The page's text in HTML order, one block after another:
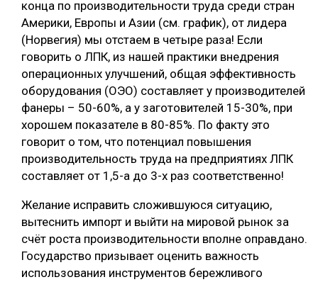
конца по производительности труда среди стран
Америки, Европы и Азии (см. график), от лидера
(Норвегия) мы отстаем в четыре раза! Если
говорить о ЛПК, из нашей практики внедрения
операционных улучшений, общая эффективность
оборудования (ОЭО) составляет у производителей
фанеры – 50-60%, а у заготовителей 15-30%, при
хорошем показателе в 80-85%. По факту это
говорит о том, что потенциал повышения
производительность труда на предприятиях ЛПК
составляет от 1,5-а до 3-х раз соответственно!
Желание исправить сложившуюся ситуацию,
вытеснить импорт и выйти на мировой рынок за
счёт роста производительности вполне оправдано.
Государство призывает оценить важность
использования инструментов бережливого